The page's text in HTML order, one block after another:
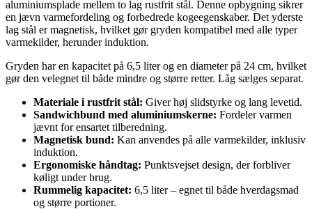
aluminiumsplade mellem to lag rustfrit stål. Denne opbygning sikrer
en jævn varmefordeling og forbedrede kogeegenskaber. Det yderste
lag stål er magnetisk, hvilket gør gryden kompatibel med alle typer
varmekilder, herunder induktion.
Gryden har en kapacitet på 6,5 liter og en diameter på 24 cm, hvilket
gør den velegnet til både mindre og større retter. Låg sælges separat.
Materiale i rustfrit stål: Giver høj slidstyrke og lang levetid.
Sandwichbund med aluminiumskerne: Fordeler varmen
jævnt for ensartet tilberedning.
Magnetisk bund: Kan anvendes på alle varmekilder, inklusiv
induktion.
Ergonomiske håndtag: Punktsvejset design, der forbliver
køligt under brug.
Rummelig kapacitet: 6,5 liter – egnet til både hverdagsmad
og større portioner.